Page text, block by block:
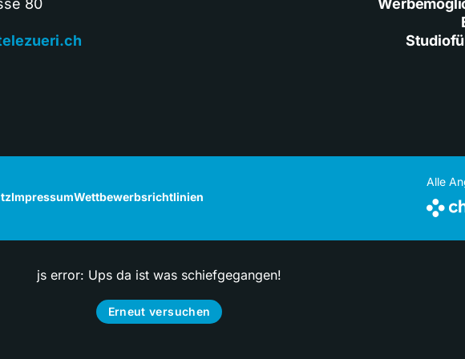
ImpressumWettbewerbsrichtlinien
Alle
js error: Ups da ist was schiefgegangen!
Erneut versuchen